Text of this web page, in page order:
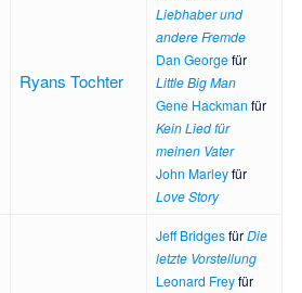
Ryans Tochter
Liebhaber und
andere Fremde
Dan Georgefür
Little Big Man
Gene Hackman für
Kein Lied für
meinen Vater
John Marleyfür
Love Story
Jeff BridgesfürDie
letzte Vorstellung
Leonard Freyfür